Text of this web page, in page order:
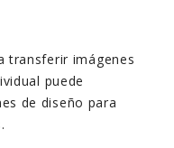
transferir imágenes
puede
de diseño para